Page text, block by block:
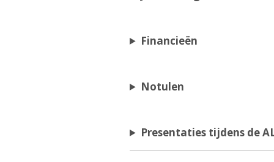
Financieën
Notulen
Presentaties tijdens de